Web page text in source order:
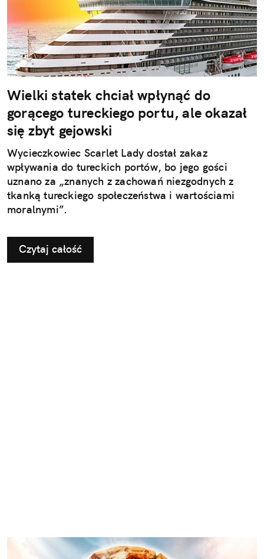
Wielki statek chciał wpłynąć do
gorącego tureckiego portu, ale okazał
się zbyt gejowski
Wycieczkowiec Scarlet Lady dostał zakaz
wpływania do tureckich portów, bo jego gości
uznano za „znanych z zachowań niezgodnych z
tkanką tureckiego społeczeństwa i wartościami
moralnymi”.
Czytaj całość